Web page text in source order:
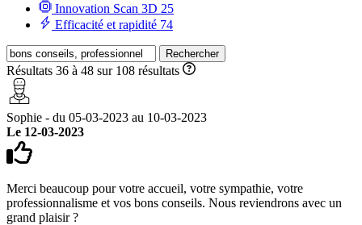
Innovation Scan 3D 25
Efficacité et rapidité 74
Rechercher
Résultats 36 à 48 sur 108 résultats
Sophie - du 05-03-2023 au 10-03-2023
Le 12-03-2023
Merci beaucoup pour votre accueil, votre sympathie, votre
professionnalisme et vos bons conseils. Nous reviendrons avec un
grand plaisir ?